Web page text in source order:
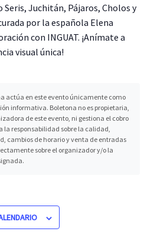
Seris, Juchitán, Pájaros, Cholos y
por la española Elena
con INGUAT. ¡Anímate a
visual única!
actúa en este evento únicamente como
informativa. Boletona no es propietaria,
de este evento, ni gestiona el cobro
la responsabilidad sobre la calidad,
cambios de horario y venta de entradas
sobre el organizador y/o la